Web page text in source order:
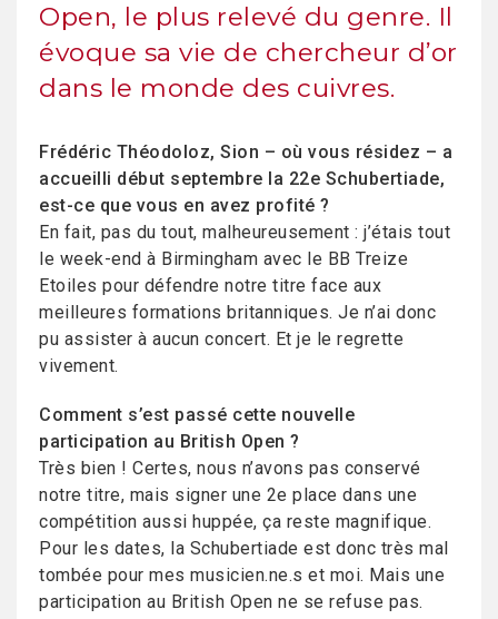
Open, le plus relevé du genre. Il
évoque sa vie de chercheur d’or
dans le monde des cuivres.
Frédéric Théodoloz, Sion – où vous résidez – a
accueilli début septembre la 22e Schubertiade,
est-ce que vous en avez profité ?
En fait, pas du tout, malheureusement : j’étais tout
le week-end à Birmingham avec le BB Treize
Etoiles pour défendre notre titre face aux
meilleures formations britanniques. Je n’ai donc
pu assister à aucun concert. Et je le regrette
vivement.
Comment s’est passé cette nouvelle
participation au British Open ?
Très bien ! Certes, nous n’avons pas conservé
notre titre, mais signer une 2e place dans une
compétition aussi huppée, ça reste magnifique.
Pour les dates, la Schubertiade est donc très mal
tombée pour mes musicien.ne.s et moi. Mais une
participation au British Open ne se refuse pas.